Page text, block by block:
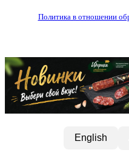
Политика в отношении
English